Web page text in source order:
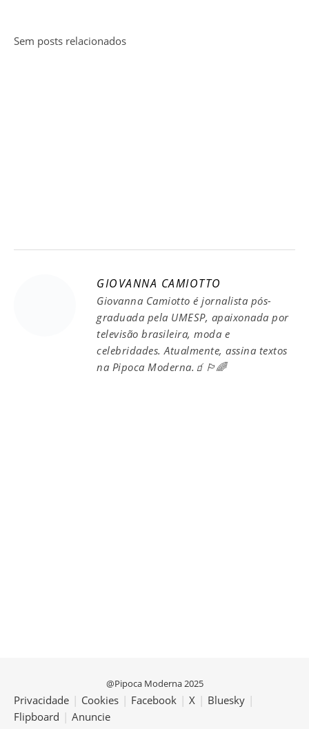
Sem posts relacionados
GIOVANNA CAMIOTTO
Giovanna Camiotto é jornalista pós-
graduada pela UMESP, apaixonada por
televisão brasileira, moda e
celebridades. Atualmente, assina textos
na Pipoca Moderna.🧃🏳️‍🌈
@Pipoca Moderna 2025
Privacidade | Cookies | Facebook | X | Bluesky |
Flipboard | Anuncie